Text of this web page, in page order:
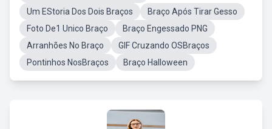
Um EStoria Dos Dois Braços
Braço Após Tirar Gesso
Foto De1 Unico Braço
Braço Engessado PNG
Arranhões No Braço
GIF Cruzando OSBraços
Pontinhos NosBraços
Braço Halloween